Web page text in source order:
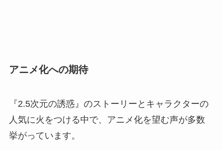
アニメ化への期待
『2.5次元の誘惑』のストーリーとキャラクターの
人気に火をつける中で、アニメ化を望む声が多数
挙がっています。